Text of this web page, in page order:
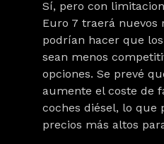
Sí, pero con
Euro 7 traerá nuevos
podrían hacer que
sean menos
opciones. Se prevé
aumente el coste de
coches diésel, lo que
precios más altos